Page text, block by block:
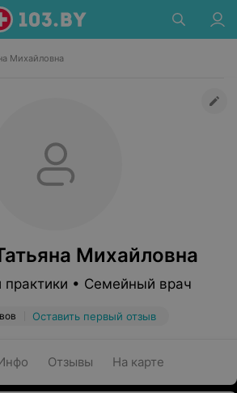
Михайловна
Михайловна
• Семейный врач
Оставить первый отзыв
Отзывы На карте